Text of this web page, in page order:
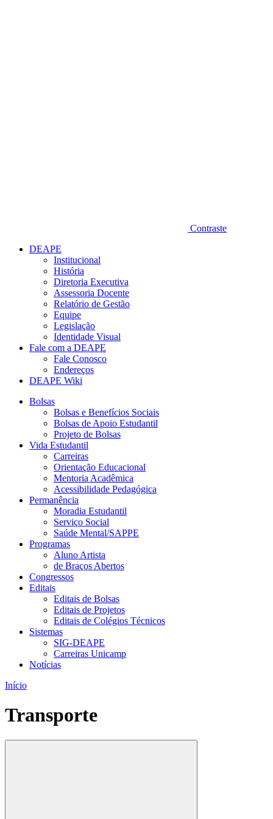
Contraste
DEAPE
Institucional
História
Diretoria Executiva
Assessoria Docente
Relatório de Gestão
Equipe
Legislação
Identidade Visual
Fale com a DEAPE
Fale Conosco
Endereços
DEAPE Wiki
Bolsas
Bolsas e Benefícios Sociais
Bolsas de Apoio Estudantil
Projeto de Bolsas
Vida Estudantil
Carreiras
Orientação Educacional
Mentoria Acadêmica
Acessibilidade Pedagógica
Permanência
Moradia Estudantil
Serviço Social
Saúde Mental/SAPPE
Programas
Aluno Artista
de Braços Abertos
Congressos
Editais
Editais de Bolsas
Editais de Projetos
Editais de Colégios Técnicos
Sistemas
SIG-DEAPE
Carreiras Unicamp
Notícias
Início
Transporte